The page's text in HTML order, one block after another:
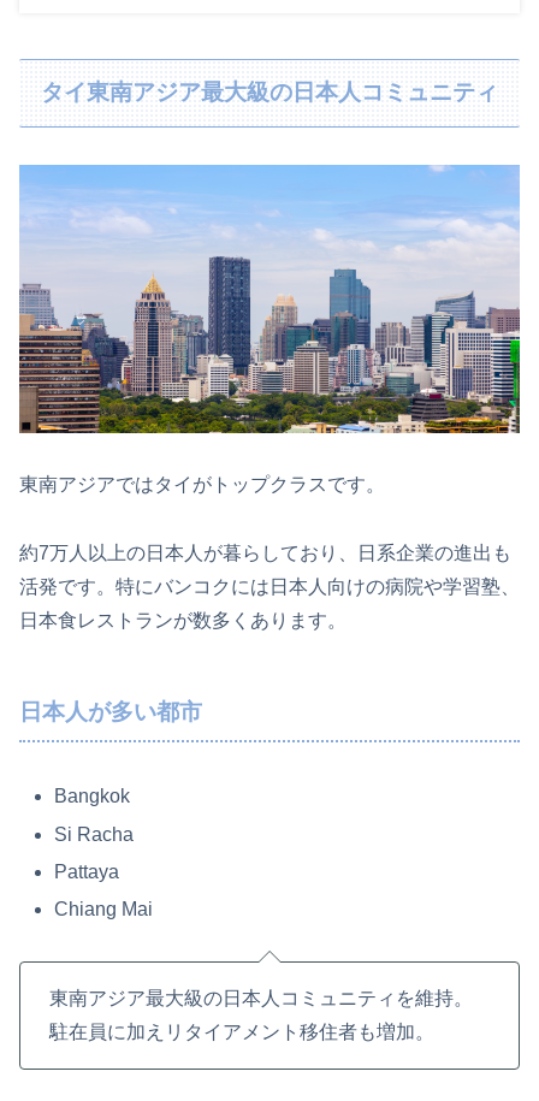
タイ東南アジア最大級の日本人コミュニティ
東南アジアではタイがトップクラスです。
約7万人以上の日本人が暮らしており、日系企業の進出も
活発です。特にバンコクには日本人向けの病院や学習塾、
日本食レストランが数多くあります。
日本人が多い都市
Bangkok
Si Racha
Pattaya
Chiang Mai
東南アジア最大級の日本人コミュニティを維持。
駐在員に加えリタイアメント移住者も増加。